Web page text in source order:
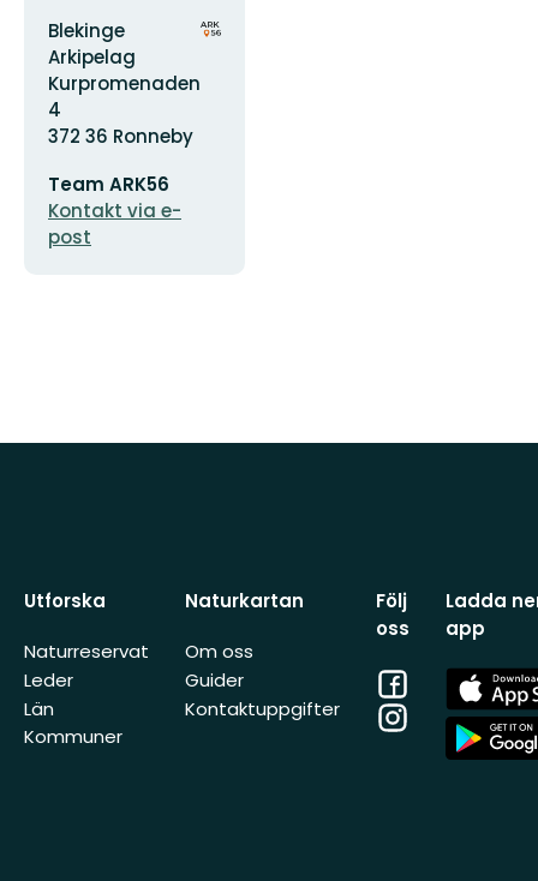
Adress
Blekinge
Arkipelag
Kurpromenaden
4
372 36 Ronneby
postadress
Team ARK56
Kontakt via e-
post
Organisationens
Utforska
Naturreservat
Leder
Län
Kommuner
Naturkartan
Om oss
Guider
Kontaktuppgifter
Följ
oss
Facebook
Instagram
Ladda
app
App
Store
App
Store